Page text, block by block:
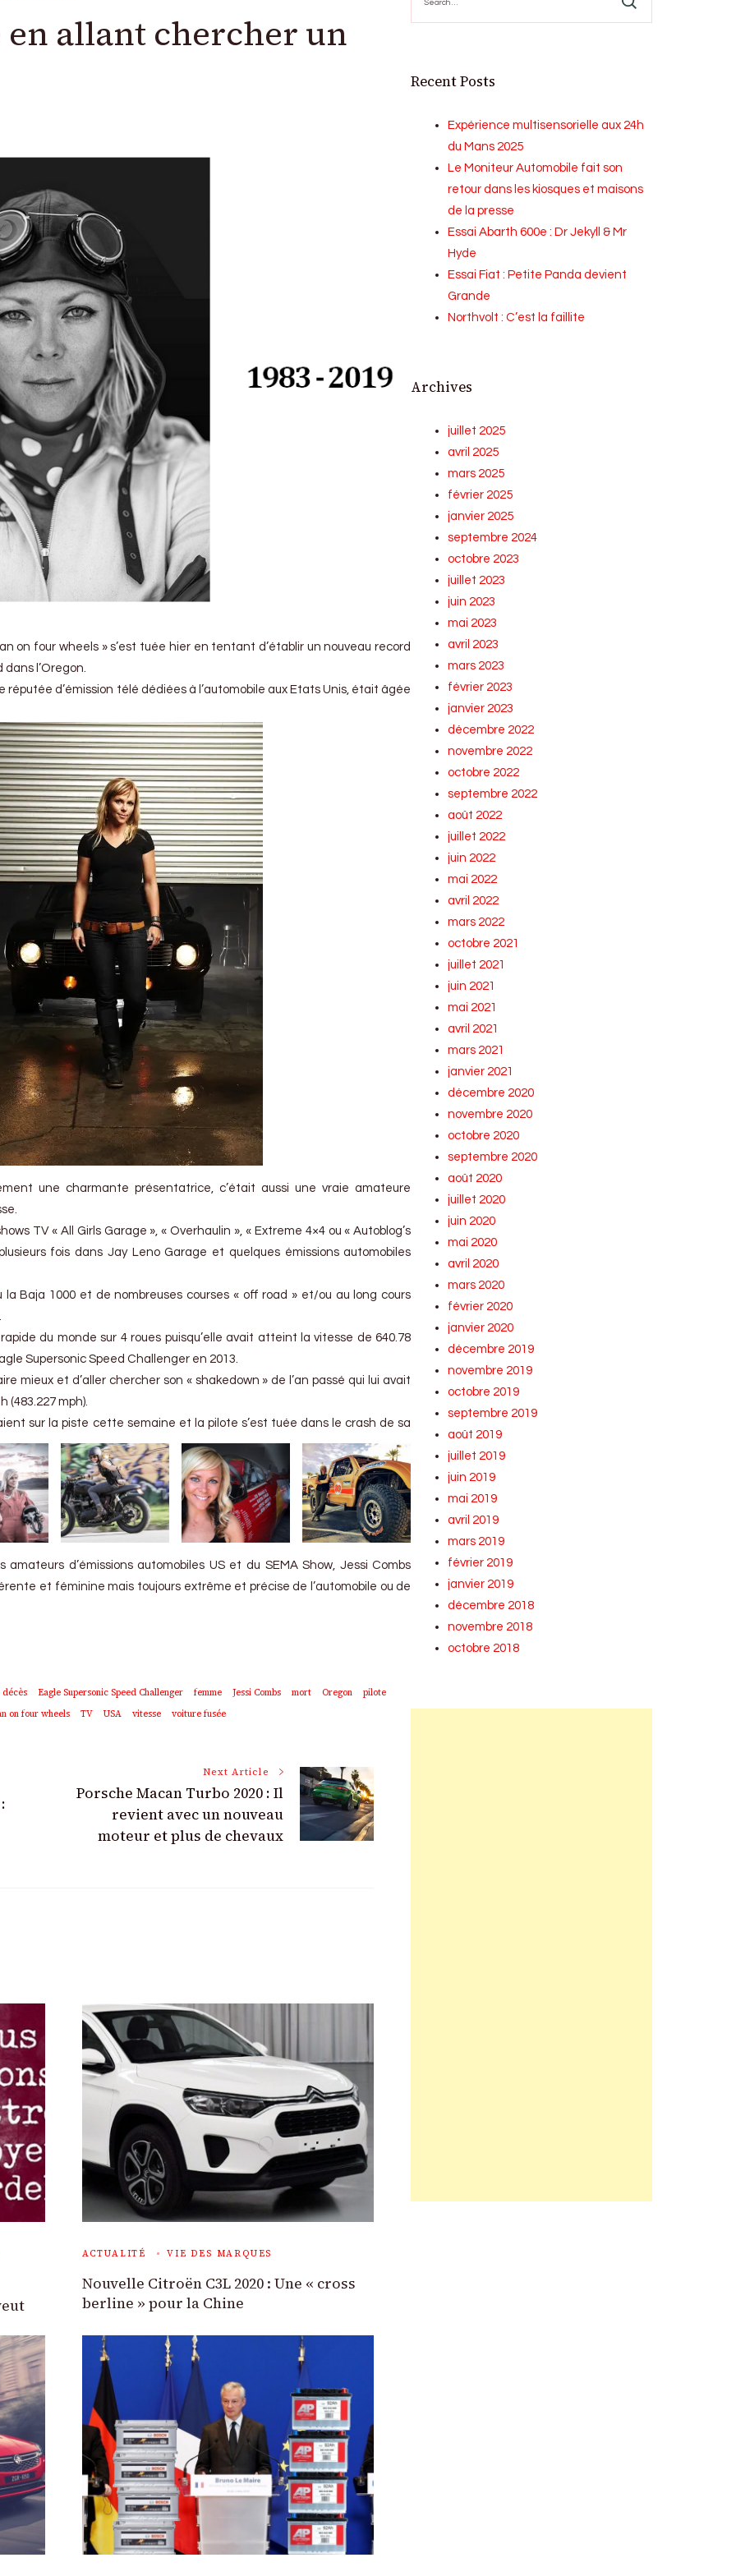
en allant chercher un
on four wheels » s’est tuée hier en tentant d’établir un nouveau record
l’Oregon.
réputée d’émission télé dédiées à l’automobile aux Etats Unis, était âgée
une charmante présentatrice, c’était aussi une vraie amateure
TV « All Girls Garage », « Overhaulin », « Extreme 4×4 ou « Autoblog’s
fois dans Jay Leno Garage et quelques émissions automobiles
la Baja 1000 et de nombreuses courses « off road » et/ou au long cours
du monde sur 4 roues puisqu’elle avait atteint la vitesse de 640.78
Supersonic Speed Challenger en 2013.
mieux et d’aller chercher son « shakedown » de l’an passé qui lui avait
(483.227 mph).
sur la piste cette semaine et la pilote s’est tuée dans le crash de sa
d’émissions automobiles US et du SEMA Show, Jessi Combs
et féminine mais toujours extrême et précise de l’automobile ou de
décès Eagle Supersonic Speed Challenger femme Jessi Combs mort Oregon
pilote
on four wheels TV USA vitesse voiture fusée
Next Article
Porsche Macan Turbo 2020 : Il
revient avec un nouveau
moteur et plus de chevaux
ACTUALITÉ VIE DES MARQUES
Nouvelle Citroën C3L 2020 : Une « cross
berline » pour la Chine
Recent Posts
Expérience multisensorielle aux 24h
du Mans 2025
Le Moniteur Automobile fait son
retour dans les kiosques et maisons
de la presse
Essai Abarth 600e : Dr Jekyll & Mr
Hyde
Essai Fiat : Petite Panda devient
Grande
Northvolt : C’est la faillite
Archives
juillet 2025
avril 2025
mars 2025
février 2025
janvier 2025
septembre 2024
octobre 2023
juillet 2023
juin 2023
mai 2023
avril 2023
mars 2023
février 2023
janvier 2023
décembre 2022
novembre 2022
octobre 2022
septembre 2022
août 2022
juillet 2022
juin 2022
mai 2022
avril 2022
mars 2022
octobre 2021
juillet 2021
juin 2021
mai 2021
avril 2021
mars 2021
janvier 2021
décembre 2020
novembre 2020
octobre 2020
septembre 2020
août 2020
juillet 2020
juin 2020
mai 2020
avril 2020
mars 2020
février 2020
janvier 2020
décembre 2019
novembre 2019
octobre 2019
septembre 2019
août 2019
juillet 2019
juin 2019
mai 2019
avril 2019
mars 2019
février 2019
janvier 2019
décembre 2018
novembre 2018
octobre 2018